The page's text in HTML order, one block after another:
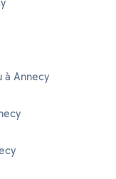
à Annecy